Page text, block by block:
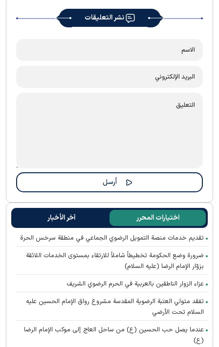
نشر التعليقات
اختيارات المحرر آخر الأخبار
تقديم خدمات منصة التمويل الرضوي الجماعي في منطقة سرخس الحرة
ضرورة وضع الحكومة تخطيطاً شاملاً للارتقاء بمستوى الخدمات اللائقة
بزوّار الإمام الرضا (عليه السلام)
عزاء الزوار الناطقين بالعربية في الحرم الرضوي الشریف
تفقد متولي العتبة الرضوية المقدسة مشروع رواق الإمام الحسين عليه
السلام تحت الأرضي
عندما يصل حب الحسين (ع) من ساحل العاج إلى موكب الإمام الرضا
(ع)